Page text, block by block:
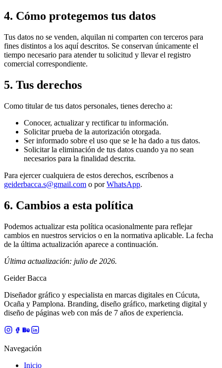
4. Cómo protegemos tus datos
Tus datos no se venden, alquilan ni comparten con terceros para
fines distintos a los aquí descritos. Se conservan únicamente el
tiempo necesario para atender tu solicitud y llevar el registro
comercial correspondiente.
5. Tus derechos
Como titular de tus datos personales, tienes derecho a:
Conocer, actualizar y rectificar tu información.
Solicitar prueba de la autorización otorgada.
Ser informado sobre el uso que se le ha dado a tus datos.
Solicitar la eliminación de tus datos cuando ya no sean
necesarios para la finalidad descrita.
Para ejercer cualquiera de estos derechos, escríbenos a
geiderbacca.s@gmail.com o porWhatsApp.
6. Cambios a esta política
Podemos actualizar esta política ocasionalmente para reflejar
cambios en nuestros servicios o en la normativa aplicable. La fecha
de la última actualización aparece a continuación.
Última actualización: julio de 2026.
Geider Bacca
Diseñador gráfico y especialista en marcas digitales en Cúcuta,
Ocaña y Pamplona. Branding, diseño gráfico, marketing digital y
diseño de páginas web con más de 7 años de experiencia.
Navegación
Inicio